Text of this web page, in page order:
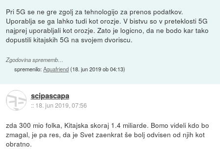
Pri 5G se ne gre zgolj za tehnologijo za prenos podatkov.
Uporablja se ga lahko tudi kot orozje. V bistvu so v preteklosti 5G
najprej uporabljali kot orozje. Zato je logicno, da ne bodo kar tako
dopustili kitajskih 5G na svojem dvoriscu.
Zgodovina sprememb…
spremenilo:Aquafriend(18. jun 2019 ob 04:13)
scipascapa
:: 18. jun 2019, 07:56
zda 300 mio folka, Kitajska skoraj 1.4 miliarde. Bomo videli kdo bo
zmagal, je pa res, da je Svet zaenkrat še bolj odvisen od njih kot
obratno.